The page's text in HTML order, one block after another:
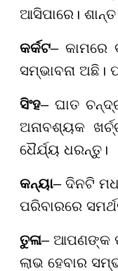
ଆସିପାରେ।
କର୍କଟ– କାମରେ
ସମ୍ଭାବନା ଅଛି।
ସିଂହ– ଘାତ
ଅନାବଶ୍ୟକ
ଧୈର୍ଯ୍ୟ ଧରନ୍ତୁ।
କନ୍ୟା– ଦିନଟି
ପରିବାରରେ
ତୁଳା– ଆପଣଙ୍କ
ଲାଭ ହେବାର